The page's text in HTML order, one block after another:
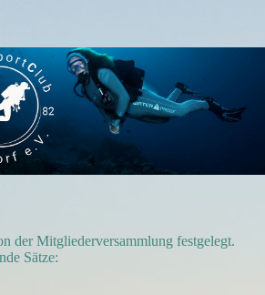
der Mitgliederversammlung festgelegt.
Sätze: